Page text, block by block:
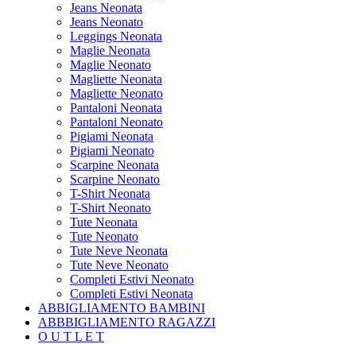
Jeans Neonata
Jeans Neonato
Leggings Neonata
Maglie Neonata
Maglie Neonato
Magliette Neonata
Magliette Neonato
Pantaloni Neonata
Pantaloni Neonato
Pigiami Neonata
Pigiami Neonato
Scarpine Neonata
Scarpine Neonato
T-Shirt Neonata
T-Shirt Neonato
Tute Neonata
Tute Neonato
Tute Neve Neonata
Tute Neve Neonato
Completi Estivi Neonato
Completi Estivi Neonata
ABBIGLIAMENTO BAMBINI
ABBBIGLIAMENTO RAGAZZI
O U T L E T